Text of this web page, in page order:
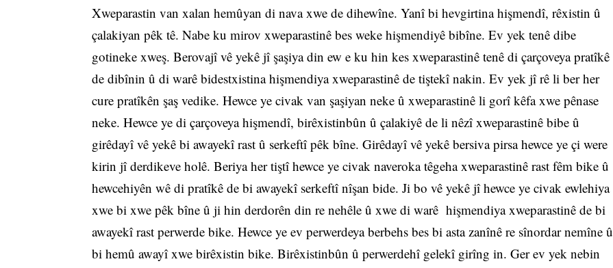
Xweparastin van xalan hemûyan di nava xwe de dihewîne. Yanî bi hevgirtina hişmendî, rêxistin û
çalakiyan pêk tê. Nabe ku mirov xweparastinê bes weke hişmendiyê bibîne. Ev yek tenê dibe
gotineke xweş. Berovajî vê yekê jî şaşiya din ew e ku hin kes xweparastinê tenê di çarçoveya pratîkê
de dibînin û di warê bidestxistina hişmendiya xweparastinê de tiştekî nakin. Ev yek jî rê li ber her
cure pratîkên şaş vedike. Hewce ye civak van şaşiyan neke û xweparastinê li gorî kêfa xwe pênase
neke. Hewce ye di çarçoveya hişmendî, birêxistinbûn û çalakiyê de li nêzî xweparastinê bibe û
girêdayî vê yekê bi awayekî rast û serkeftî pêk bîne. Girêdayî vê yekê bersiva pirsa hewce ye çi were
kirin jî derdikeve holê. Beriya her tiştî hewce ye civak naveroka têgeha xweparastinê rast fêm bike û
hewcehiyên wê di pratîkê de bi awayekî serkeftî nîşan bide. Ji bo vê yekê jî hewce ye civak ewlehiya
xwe bi xwe pêk bîne û ji hin derdorên din re nehêle û xwe di warê hişmendiya xweparastinê de bi
awayekî rast perwerde bike. Hewce ye ev perwerdeya berbehs bes bi asta zanînê re sînordar nemîne û
bi hemû awayî xwe birêxistin bike. Birêxistinbûn û perwerdehî gelekî girîng in. Ger ev yek nebin